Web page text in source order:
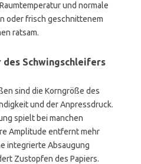
und normale
oder frisch geschnittenem
ratsam.
des Schwingschleifers
sind die Korngröße des
und der Anpressdruck.
spielt bei manchen
Amplitude entfernt mehr
integrierte Absaugung
Zustopfen des Papiers.